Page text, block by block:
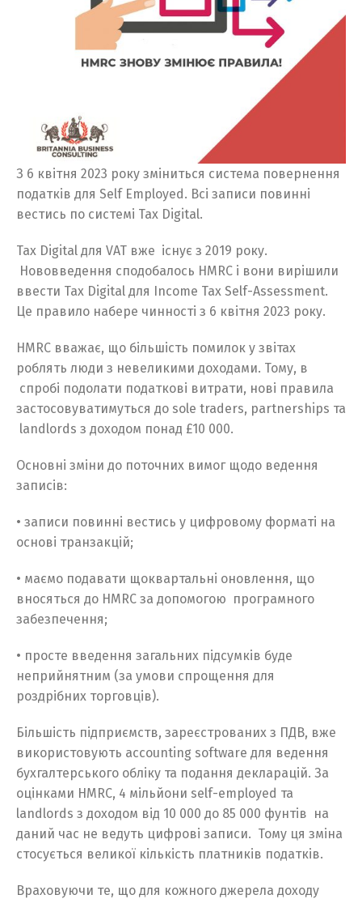
З 6 квітня 2023 року зміниться система повернення
податків для Self Employed. Всі записи повинні
вестись по системі Tax Digital.
Tax Digital для VAT вже існує з 2019 року.
Нововведення сподобалось HMRC і вони вирішили
ввести Tax Digital для Income Tax Self-Assessment.
Це правило набере чинності з 6 квітня 2023 року.
HMRC вважає, що більшість помилок у звітах
роблять люди з невеликими доходами. Тому, в
спробі подолати податкові витрати, нові правила
застосовуватимуться до sole traders, partnerships та
landlords з доходом понад £10 000.
Основні зміни до поточних вимог щодо ведення
записів:
• записи повинні вестись у цифровому форматі на
основі транзакцій;
• маємо подавати щоквартальні оновлення, що
вносяться до HMRC за допомогою програмного
забезпечення;
• просте введення загальних підсумків буде
неприйнятним (за умови спрощення для
роздрібних торговців).
Більшість підприємств, зареєстрованих з ПДВ, вже
використовують accounting software для ведення
бухгалтерського обліку та подання декларацій. За
оцінками HMRC, 4 мільйони self-employed та
landlords з доходом від 10 000 до 85 000 фунтів на
даний час не ведуть цифрові записи. Тому ця зміна
стосується великої кількість платників податків.
Враховуючи те, що для кожного джерела доходу